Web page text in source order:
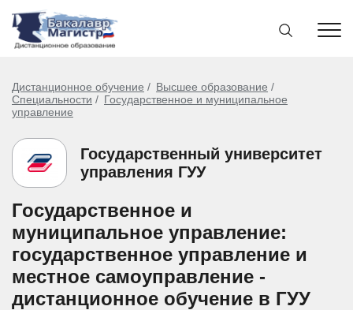
Дистанционное обучение
Высшее образование
Специальности
Государственное и муниципальное
управление
Государственный университет
управления ГУУ
Государственное и
муниципальное управление:
государственное управление и
местное самоуправление -
дистанционное обучение в ГУУ